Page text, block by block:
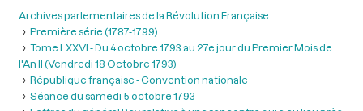
Archives parlementaires de la Révolution Française
Première série (1787-1799)
Tome LXXVI - Du 4 octobre 1793 au 27e jour du Premier Mois de
l'An II (Vendredi 18 Octobre 1793)
République française - Convention nationale
Séance du samedi 5 octobre 1793